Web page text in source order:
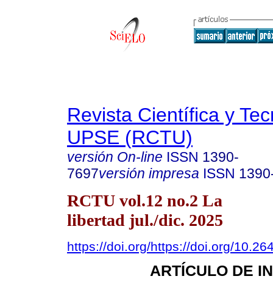
Revista Científica y
UPSE (RCTU)
versión On-line ISSN 1390-
7697versión impresa ISSN
RCTU vol.12 no.2 La
libertad jul./dic. 2025
https://doi.org/https://doi.org/
ARTÍCULO DE